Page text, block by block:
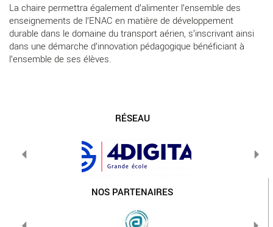
La chaire permettra également d’alimenter l’ensemble des
enseignements de l’ENAC en matière de développement
durable dans le domaine du transport aérien, s’inscrivant ainsi
dans une démarche d’innovation pédagogique bénéficiant à
l’ensemble de ses élèves.
RÉSEAU
NOS PARTENAIRES